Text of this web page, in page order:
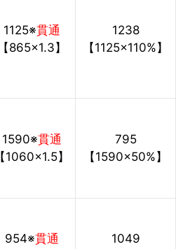
1125※貫通
【865×1.3】
1238
【1125×110%】
1590※貫通
【1060×1.5】
795
【1590×50%】
954※貫通 1049